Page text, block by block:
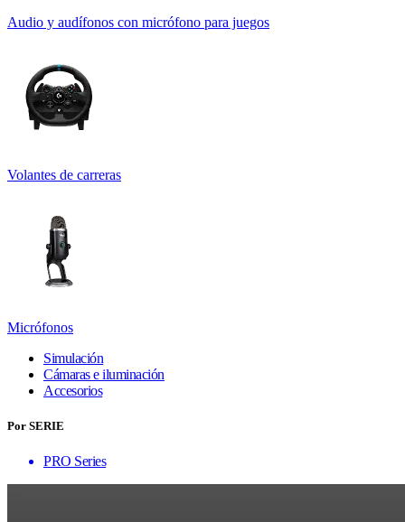
Audio y audífonos con micrófono para juegos
Volantes de carreras
Micrófonos
Simulación
Cámaras e iluminación
Accesorios
Por SERIE
PRO Series